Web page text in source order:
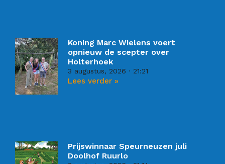
Koning Marc Wielens voert
opnieuw de scepter over
Holterhoek
3 augustus, 2026 21:21
Lees verder »
Prijswinnaar Speurneuzen juli
Doolhof Ruurlo